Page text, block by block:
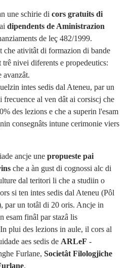
une schirie di cors gratuits di
dipendents de Aministrazion
de leç 482/1999.
che ativitât di formazion di bande
nivei diferents e propedeutics:
avanzât.
intes sedis dal Ateneu, par un
al ven dât ai corsiscj che
des lezions e che a superin l'esam
consegnâts intune cerimonie viers
ancje une propueste pai
che a àn gust di cognossi alc di
dal teritori li che a studiin o
si ten intes sedis dal Ateneu (Pôl
par un totâl di 20 oris. Ancje in
esam finâl par stazâ lis
plui des lezions in aule, il cors al
aes sedis de ARLeF -
Furlane, Societât Filologjiche
.